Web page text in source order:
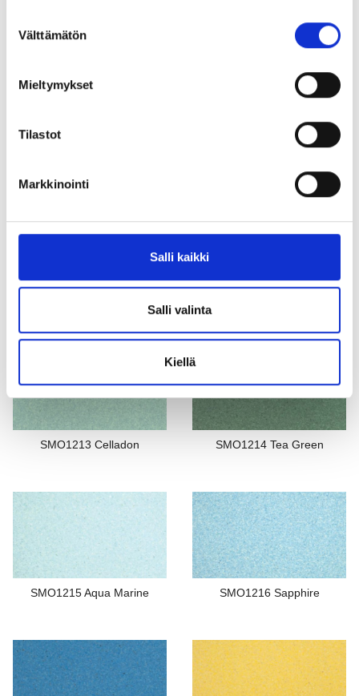
valinta
Välttämätön
Mieltymykset
Tilastot
Markkinointi
Salli kaikki
Salli valinta
Kiellä
SMO 1210 Apricot
SMO1213 Celladon SMO1214 Tea Green
SMO1215 Aqua Marine SMO1216 Sapphire